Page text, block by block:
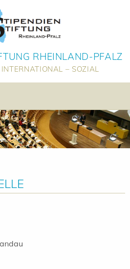
RHEINLAND-PFALZ
– SOZIAL